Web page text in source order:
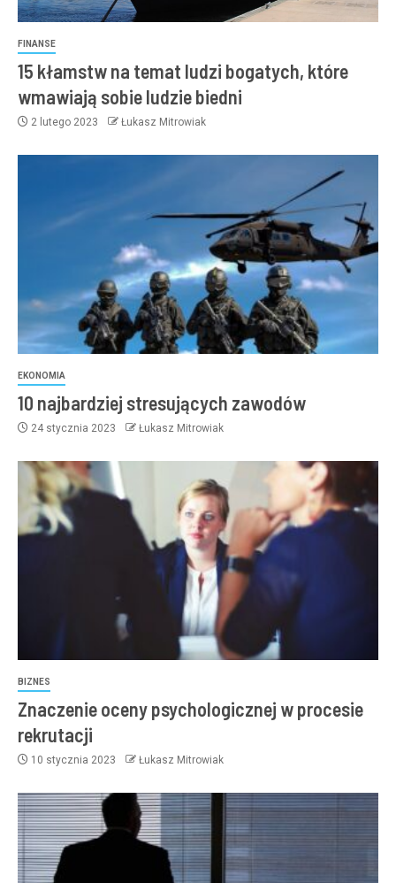
FINANSE
15 kłamstw na temat ludzi bogatych, które
wmawiają sobie ludzie biedni
2 lutego 2023 Łukasz Mitrowiak
EKONOMIA
10 najbardziej stresujących zawodów
24 stycznia 2023 Łukasz Mitrowiak
BIZNES
Znaczenie oceny psychologicznej w procesie
rekrutacji
10 stycznia 2023 Łukasz Mitrowiak